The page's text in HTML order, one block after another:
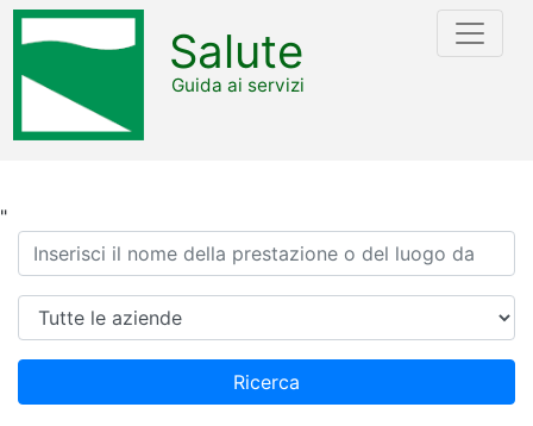
"
Salute
Guida ai servizi
Ricerca
Azienda
Ricerca